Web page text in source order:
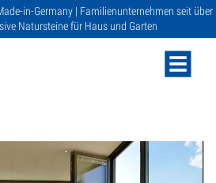
in-Germany | Familienunternehmen seit über
Natursteine für Haus und Garten